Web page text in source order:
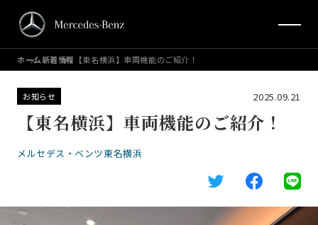
ホーム新着情報 【東名横浜】車両機能のご紹介！
お知らせ 2025.09.21
【東名横浜】車両機能のご紹介！
メルセデス・ベンツ東名横浜